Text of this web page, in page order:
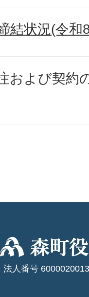
結状況(令和
および契約
法人番号